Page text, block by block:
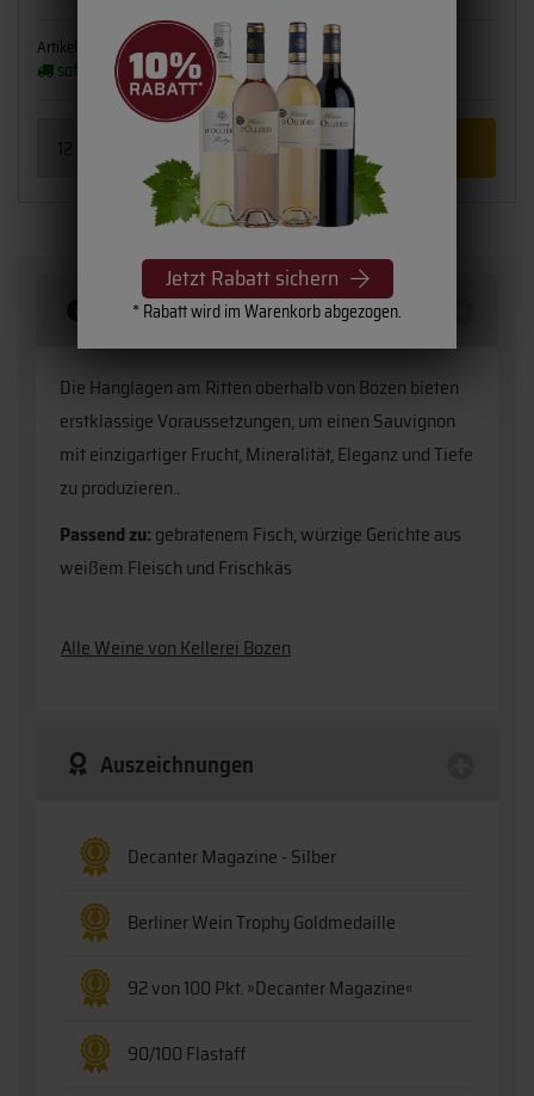
Jetzt Rabatt sichern
* Rabatt wird im Warenkorb abgezogen.
Artikelnummer: 2110-20 Flaschengröße: 0,75 l
sofort verfügbar (2 - 3 Werktage)
Beschreibung
Die Hanglagen am Ritten oberhalb von Bozen bieten
erstklassige Voraussetzungen, um einen Sauvignon
mit einzigartiger Frucht, Mineralität, Eleganz und Tiefe
zu produzieren..
Passend zu: gebratenem Fisch, würzige Gerichte aus
weißem Fleisch und Frischkäs
Alle Weine von Kellerei Bozen
Auszeichnungen
Decanter Magazine - Silber
Berliner Wein Trophy Goldmedaille
92 von 100 Pkt. »Decanter Magazine«
90/100 Flastaff